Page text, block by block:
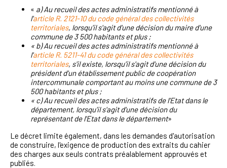
« a) Au recueil des actes administratifs mentionné à
l'article R. 2121-10 du code général des collectivités
territoriales, lorsqu'il s'agit d'une décision du maire d'une
commune de 3 500 habitants et plus ;
« b) Au recueil des actes administratifs mentionné à
l'article R. 5211-41 du code général des collectivités
territoriales, s'il existe, lorsqu'il s'agit d'une décision du
président d'un établissement public de coopération
intercommunale comportant au moins une commune de 3
500 habitants et plus ;
« c) Au recueil des actes administratifs de l'Etat dans le
département, lorsqu'il s'agit d'une décision du
représentant de l'Etat dans le département»
Le décret limite également, dans les demandes d'autorisation
de construire, l'exigence de production des extraits du cahier
des charges aux seuls contrats préalablement approuvés et
publiés.